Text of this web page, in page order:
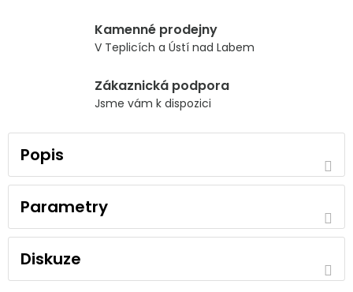
Kamenné prodejny
V Teplicích a Ústí nad Labem
Zákaznická podpora
Jsme vám k dispozici
Popis
Parametry
Diskuze